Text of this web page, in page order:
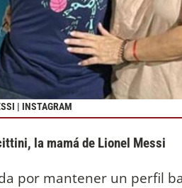
| INSTAGRAM
la mamá de Lionel Messi
por mantener un perfil